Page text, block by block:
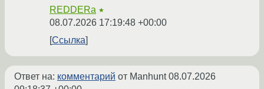
REDDERa ★
08.07.2026 17:19:48 +00:00
Ссылка
Ответ на: комментарий от Manhunt08.07.2026